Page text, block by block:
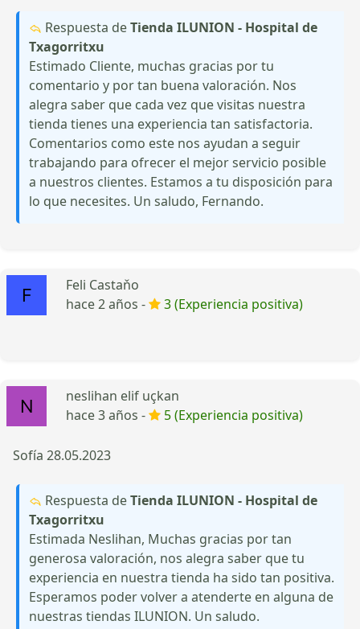
Respuesta deTienda ILUNION - Hospital de
Txagorritxu
Estimado Cliente, muchas gracias por tu
comentario y por tan buena valoración. Nos
alegra saber que cada vez que visitas nuestra
tienda tienes una experiencia tan satisfactoria.
Comentarios como este nos ayudan a seguir
trabajando para ofrecer el mejor servicio posible
a nuestros clientes. Estamos a tu disposición para
lo que necesites. Un saludo, Fernando.
Feli Castaňo
hace 2 años -
3 (Experiencia positiva)
neslihan elif uçkan
hace 3 años -
5 (Experiencia positiva)
Sofía 28.05.2023
Respuesta deTienda ILUNION - Hospital de
Txagorritxu
Estimada Neslihan, Muchas gracias por tan
generosa valoración, nos alegra saber que tu
experiencia en nuestra tienda ha sido tan positiva.
Esperamos poder volver a atenderte en alguna de
nuestras tiendas ILUNION. Un saludo.